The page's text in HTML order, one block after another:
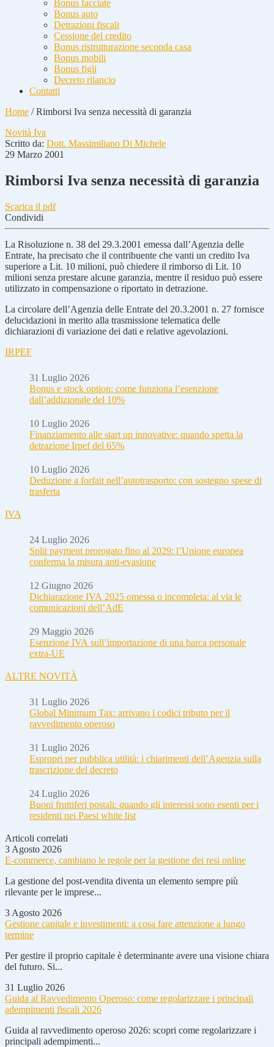
Bonus facciate
Bonus auto
Detrazioni fiscali
Cessione del credito
Bonus ristrutturazione seconda casa
Bonus mobili
Bonus figli
Decreto rilancio
Contatti
Home /Rimborsi Iva senza necessità di garanzia
Novità Iva
Scritto da: Dott. Massimiliano Di Michele
29 Marzo 2001
Rimborsi Iva senza necessità di garanzia
Scarica il pdf
Condividi
La Risoluzione n. 38 del 29.3.2001 emessa dall’Agenzia delle
Entrate, ha precisato che il contribuente che vanti un credito Iva
superiore a Lit. 10 milioni, può chiedere il rimborso di Lit. 10
milioni senza prestare alcune garanzia, mentre il residuo può essere
utilizzato in compensazione o riportato in detrazione.
La circolare dell’Agenzia delle Entrate del 20.3.2001 n. 27 fornisce
delucidazioni in merito alla trasmissione telematica delle
dichiarazioni di variazione dei dati e relative agevolazioni.
IRPEF
31 Luglio 2026
Bonus e stock option: come funziona l’esenzione
dall’addizionale del 10%
10 Luglio 2026
Finanziamento alle start up innovative: quando spetta la
detrazione Irpef del 65%
10 Luglio 2026
Deduzione a forfait nell’autotrasporto: con sostegno spese di
trasferta
IVA
24 Luglio 2026
Split payment prorogato fino al 2029: l’Unione europea
conferma la misura anti-evasione
12 Giugno 2026
Dichiarazione IVA 2025 omessa o incompleta: al via le
comunicazioni dell’AdE
29 Maggio 2026
Esenzione IVA sull’importazione di una barca personale
extra-UE
ALTRE NOVITÀ
31 Luglio 2026
Global Minimum Tax: arrivano i codici tributo per il
ravvedimento operoso
31 Luglio 2026
Espropri per pubblica utilità: i chiarimenti dell’Agenzia sulla
trascrizione del decreto
24 Luglio 2026
Buoni fruttiferi postali: quando gli interessi sono esenti per i
residenti nei Paesi white list
Articoli correlati
3 Agosto 2026
E-commerce, cambiano le regole per la gestione dei resi online
La gestione del post-vendita diventa un elemento sempre più
rilevante per le imprese...
3 Agosto 2026
Gestione capitale e investimenti: a cosa fare attenzione a lungo
termine
Per gestire il proprio capitale è determinante avere una visione chiara
del futuro. Si...
31 Luglio 2026
Guida al Ravvedimento Operoso: come regolarizzare i principali
adempimenti fiscali 2026
Guida al ravvedimento operoso 2026: scopri come regolarizzare i
principali adempimenti...